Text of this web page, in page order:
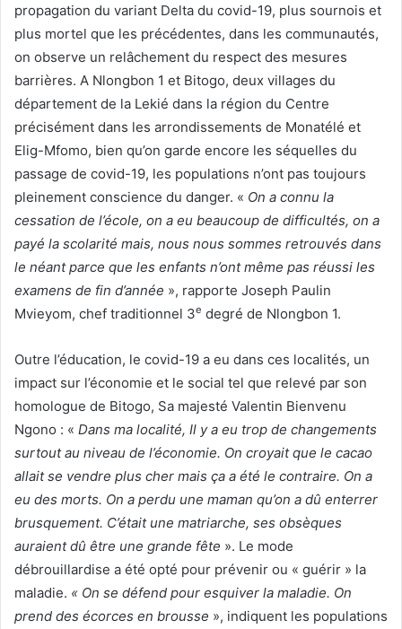
propagation du variant Delta du covid-19, plus sournois et
plus mortel que les précédentes, dans les communautés,
on observe un relâchement du respect des mesures
barrières. A Nlongbon 1 et Bitogo, deux villages du
département de la Lekié dans la région du Centre
précisément dans les arrondissements de Monatélé et
Elig-Mfomo, bien qu’on garde encore les séquelles du
passage de covid-19, les populations n’ont pas toujours
pleinement conscience du danger. « On a connu la
cessation de l’école, on a eu beaucoup de difficultés, on a
payé la scolarité mais, nous nous sommes retrouvés dans
le néant parce que les enfants n’ont même pas réussi les
examens de fin d’année », rapporte Joseph Paulin
Mvieyom, chef traditionnel 3e degré de Nlongbon 1.
Outre l’éducation, le covid-19 a eu dans ces localités, un
impact sur l’économie et le social tel que relevé par son
homologue de Bitogo, Sa majesté Valentin Bienvenu
Ngono : « Dans ma localité, Il y a eu trop de changements
surtout au niveau de l’économie. On croyait que le cacao
allait se vendre plus cher mais ça a été le contraire. On a
eu des morts. On a perdu une maman qu’on a dû enterrer
brusquement. C’était une matriarche, ses obsèques
auraient dû être une grande fête ». Le mode
débrouillardise a été opté pour prévenir ou « guérir » la
maladie. « On se défend pour esquiver la maladie. On
prend des écorces en brousse », indiquent les populations